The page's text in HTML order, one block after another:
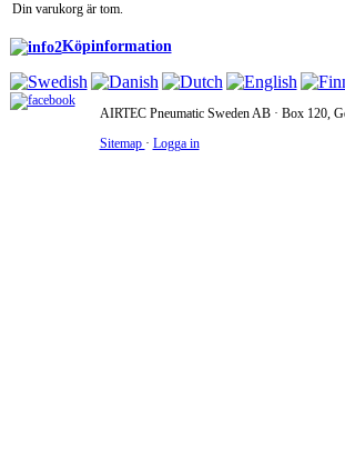
Din varukorg är tom.
Köpinformation
AIRTEC Pneumatic Sweden AB · Box 120,
Sitemap · Logga in